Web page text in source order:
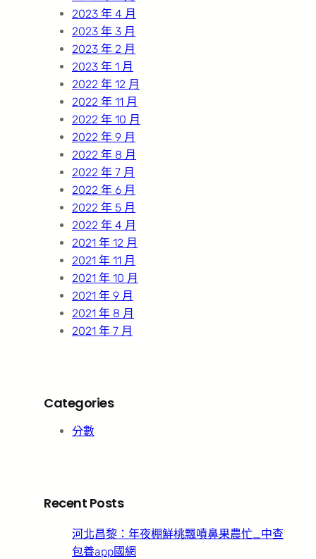
2023 年 4 月
2023 年 3 月
2023 年 2 月
2023 年 1 月
2022 年 12 月
2022 年 11 月
2022 年 10 月
2022 年 9 月
2022 年 8 月
2022 年 7 月
2022 年 6 月
2022 年 5 月
2022 年 4 月
2021 年 12 月
2021 年 11 月
2021 年 10 月
2021 年 9 月
2021 年 8 月
2021 年 7 月
Categories
分數
Recent Posts
河北昌黎：年夜棚鮮桃飄噴鼻果農忙_中查
包養app國網